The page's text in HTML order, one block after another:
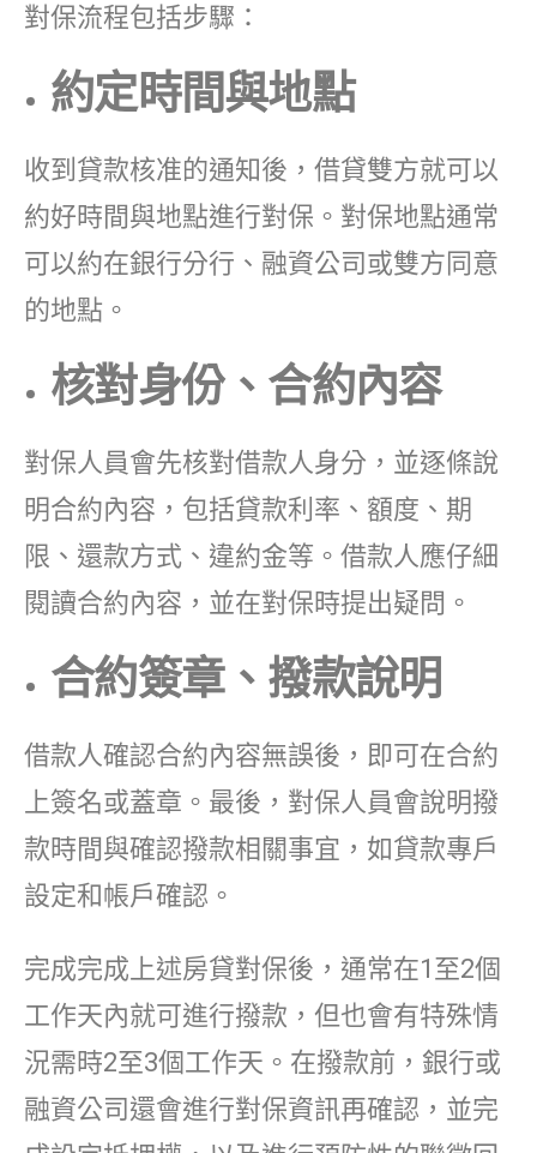
對保流程包括步驟：
約定時間與地點
收到貸款核准的通知後，借貸雙方就可以
約好時間與地點進行對保。對保地點通常
可以約在銀行分行、融資公司或雙方同意
的地點。
核對身份、合約內容
對保人員會先核對借款人身分，並逐條說
明合約內容，包括貸款利率、額度、期
限、還款方式、違約金等。借款人應仔細
閱讀合約內容，並在對保時提出疑問。
合約簽章、撥款說明
借款人確認合約內容無誤後，即可在合約
上簽名或蓋章。最後，對保人員會說明撥
款時間與確認撥款相關事宜，如貸款專戶
設定和帳戶確認。
完成完成上述房貸對保後，通常在1至2個
工作天內就可進行撥款，但也會有特殊情
況需時2至3個工作天。在撥款前，銀行或
融資公司還會進行對保資訊再確認，並完